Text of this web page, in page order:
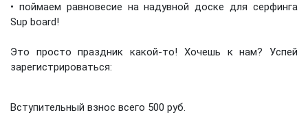
• поймаем равновесие на надувной доске для серфинга
Sup board!
Это просто праздник какой-то! Хочешь к нам? Успей
зарегистрироваться:
Вступительный взнос всего 500 руб.